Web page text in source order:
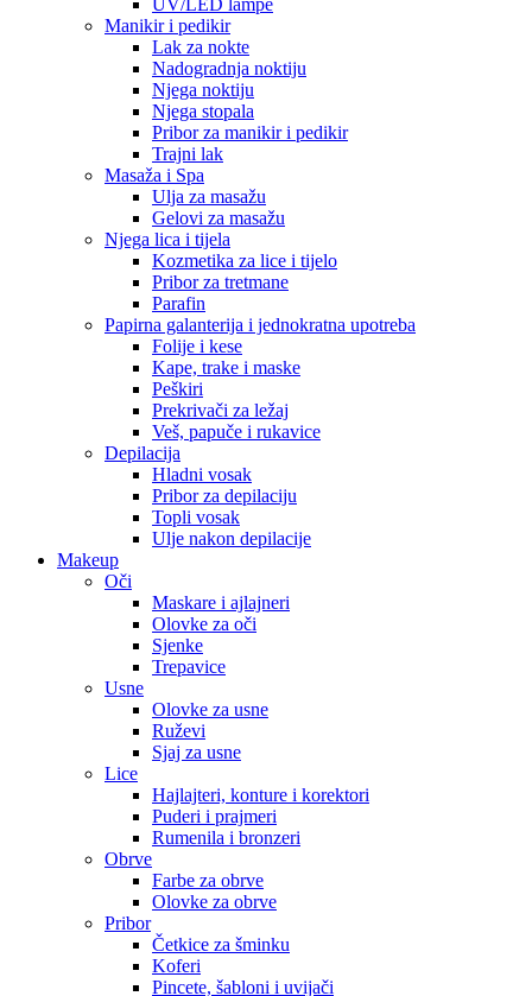
UV/LED lampe
Manikir i pedikir
Lak za nokte
Nadogradnja noktiju
Njega noktiju
Njega stopala
Pribor za manikir i pedikir
Trajni lak
Masaža i Spa
Ulja za masažu
Gelovi za masažu
Njega lica i tijela
Kozmetika za lice i tijelo
Pribor za tretmane
Parafin
Papirna galanterija i jednokratna upotreba
Folije i kese
Kape, trake i maske
Peškiri
Prekrivači za ležaj
Veš, papuče i rukavice
Depilacija
Hladni vosak
Pribor za depilaciju
Topli vosak
Ulje nakon depilacije
Makeup
Oči
Maskare i ajlajneri
Olovke za oči
Sjenke
Trepavice
Usne
Olovke za usne
Ruževi
Sjaj za usne
Lice
Hajlajteri, konture i korektori
Puderi i prajmeri
Rumenila i bronzeri
Obrve
Farbe za obrve
Olovke za obrve
Pribor
Četkice za šminku
Koferi
Pincete, šabloni i uvijači